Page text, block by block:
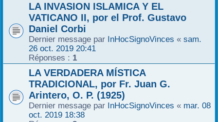
LA INVASION ISLAMICA Y EL
VATICANO II, por el Prof. Gustavo
Daniel Corbi
Dernier message par InHocSignoVinces « sam.
26 oct. 2019 20:41
Réponses : 1
LA VERDADERA MÍSTICA
TRADICIONAL, por Fr. Juan G.
Arintero, O. P. (1925)
Dernier message par InHocSignoVinces « mar. 08
oct. 2019 18:38